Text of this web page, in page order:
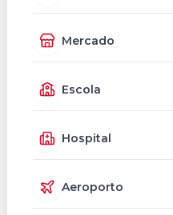
Mercado
Escola
Hospital
Aeroporto